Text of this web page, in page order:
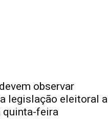
observar
legislação eleitoral a
quinta-feira